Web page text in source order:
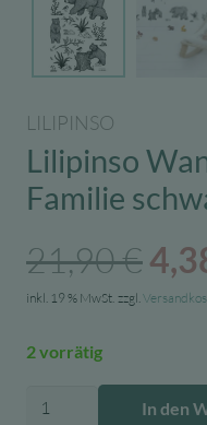
LILIPINSO
Lilipinso
Familie
21,90€
inkl. 19 % MwSt. zzgl.
2 vorrätig
Lilipinso
In den